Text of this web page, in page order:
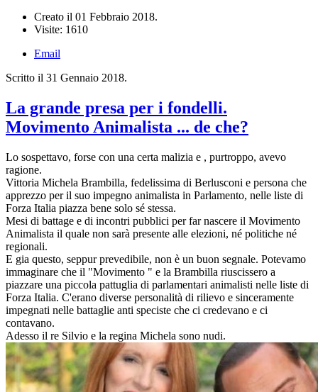
Creato il 01 Febbraio 2018.
Visite: 1610
Email
Scritto il 31 Gennaio 2018.
La grande presa per i fondelli.
Movimento Animalista ... de che?
Lo sospettavo, forse con una certa malizia e , purtroppo, avevo
ragione.
Vittoria Michela Brambilla, fedelissima di Berlusconi e persona che
apprezzo per il suo impegno animalista in Parlamento, nelle liste di
Forza Italia piazza bene solo sé stessa.
Mesi di battage e di incontri pubblici per far nascere il Movimento
Animalista il quale non sarà presente alle elezioni, né politiche né
regionali.
E gia questo, seppur prevedibile, non è un buon segnale. Potevamo
immaginare che il "Movimento " e la Brambilla riuscissero a
piazzare una piccola pattuglia di parlamentari animalisti nelle liste di
Forza Italia. C'erano diverse personalità di rilievo e sinceramente
impegnati nelle battaglie anti speciste che ci credevano e ci
contavano.
Adesso il re Silvio e la regina Michela sono nudi.